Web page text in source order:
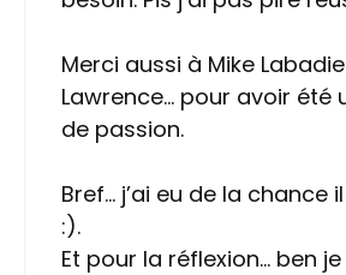
Merci aussi à Mike
Lawrence… pour avoir été
de passion.
Bref… j’ai eu de la chance
:).
Et pour la réflexion… ben